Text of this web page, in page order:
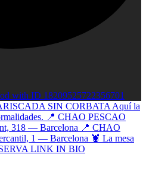
with ID 18209525722356701